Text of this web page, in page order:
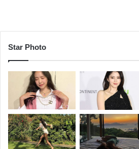
Star Photo